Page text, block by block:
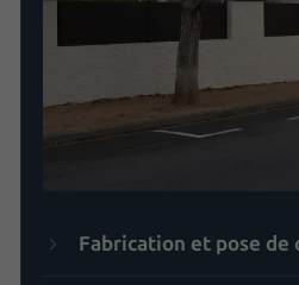
Fabrication et pose de